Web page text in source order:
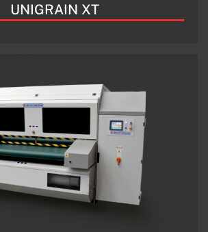
UNIGRAIN XT